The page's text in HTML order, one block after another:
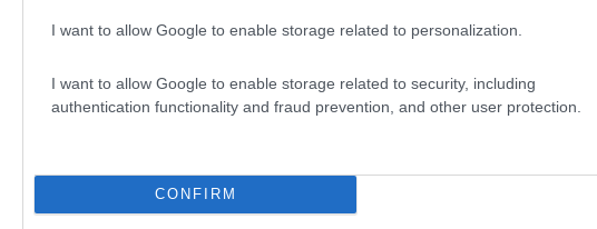
I want to allow Google to enable storage related to personalization.
I want to allow Google to enable storage related to security, including
authentication functionality and fraud prevention, and other user protection.
CONFIRM